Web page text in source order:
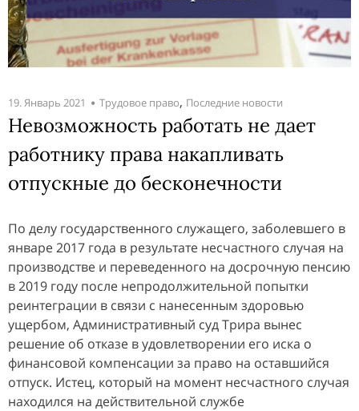
19. Январь 2021 Трудовое право, Последние новости
Невозможность работать не дает
работнику права накапливать
отпускные до бесконечности
По делу государственного служащего, заболевшего в
январе 2017 года в результате несчастного случая на
производстве и переведенного на досрочную пенсию
в 2019 году после непродолжительной попытки
реинтеграции в связи с нанесенным здоровью
ущербом, Административный суд Трира вынес
решение об отказе в удовлетворении его иска о
финансовой компенсации за право на оставшийся
отпуск. Истец, который на момент несчастного случая
находился на действительной службе